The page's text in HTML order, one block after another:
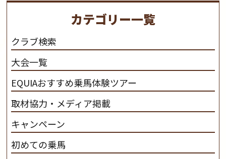
さと魅力を追求します。 私たちは、馬の品種と血統にこ
だわります。 私たちは、乗用馬の質の向上を目指し、生
産･育成･調教を一貫して行います。カナディアンキャ
ンプ乗馬クラブ九州のツアー情報はこちら
カテゴリー一覧
クラブ検索
大会一覧
EQUIAおすすめ乗馬体験ツアー
取材協力・メディア掲載
キャンペーン
初めての乗馬